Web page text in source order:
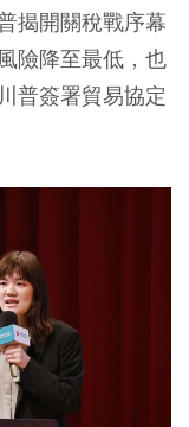
揭開關稅戰序幕
險降至最低，也
普簽署貿易協定